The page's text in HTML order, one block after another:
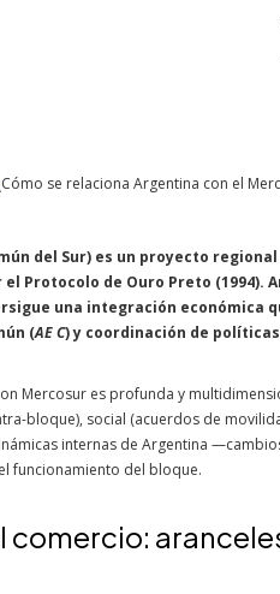
del Sur) es un proyecto
Protocolo de Ouro Preto (1994).
una integración
(AE C) y coordinación de
Mercosur es profunda y
bloque), social (acuerdos de
internas de Argentina
funcionamiento del bloque.
comercio: